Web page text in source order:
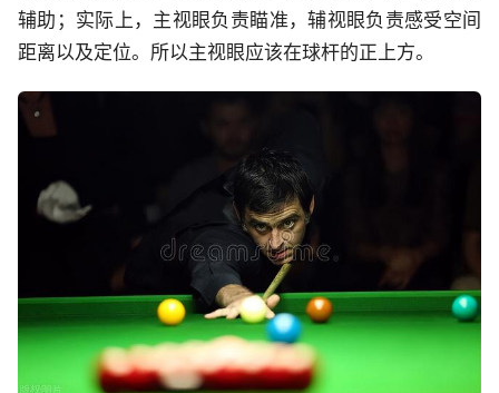
辅助；实际上，主视眼负责瞄准，辅视眼负责感受空间
距离以及定位。所以主视眼应该在球杆的正上方。